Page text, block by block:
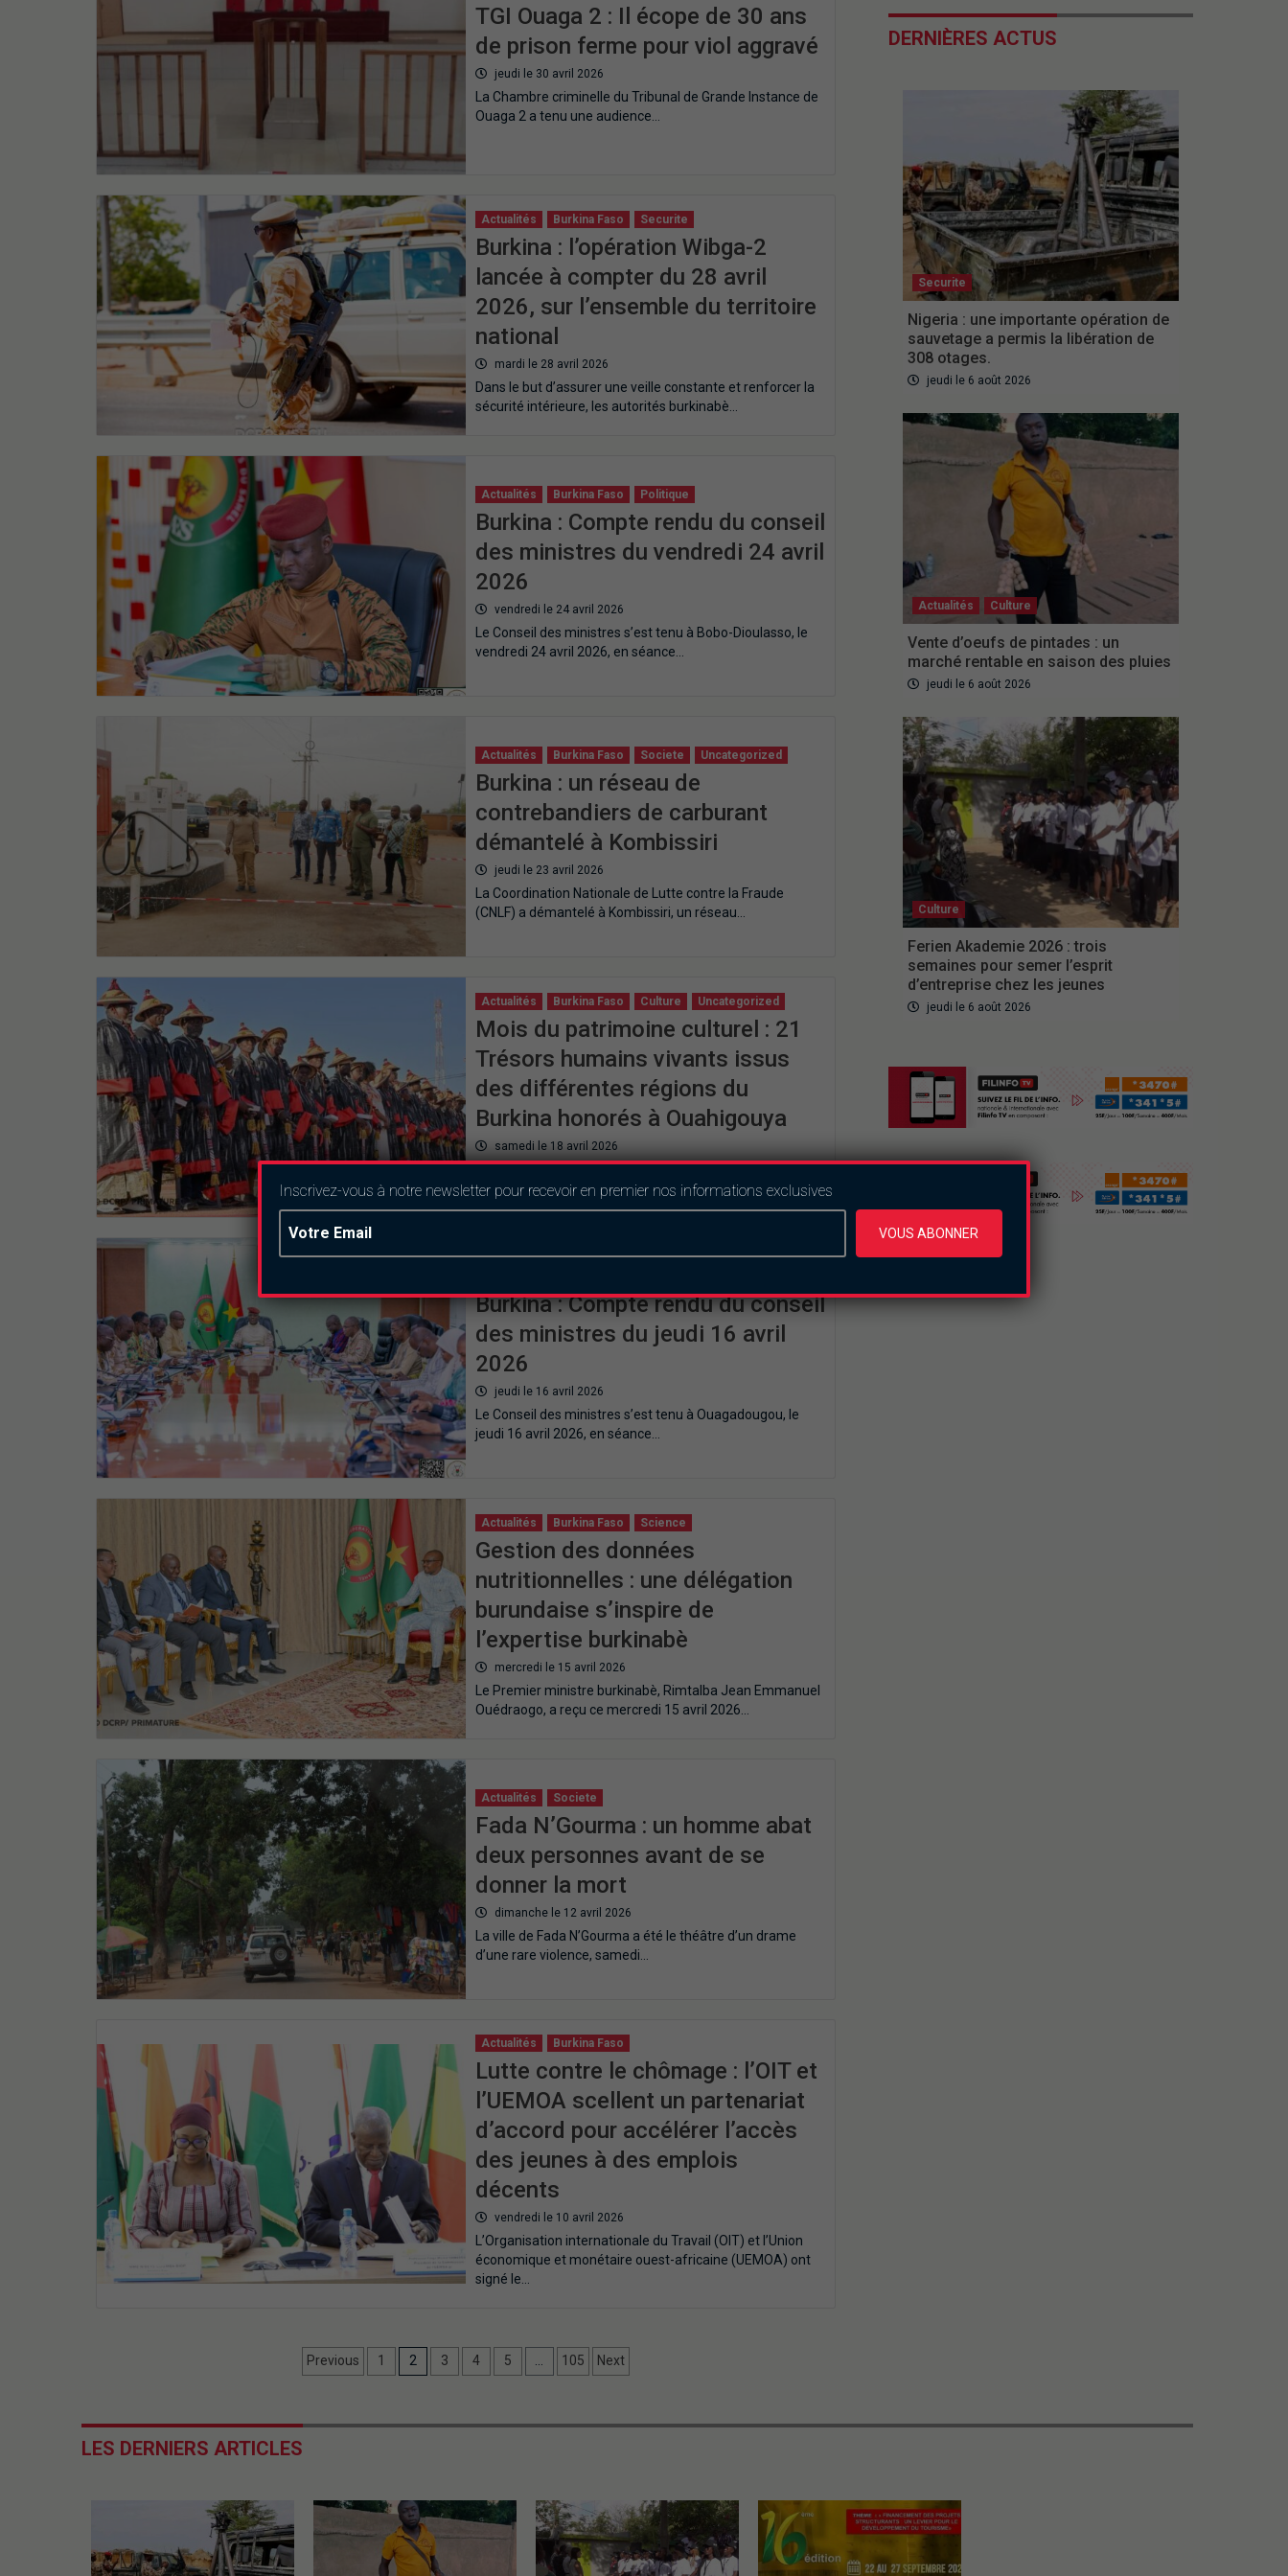
TGI Ouaga 2 : Il écope de 30 ans
de prison ferme pour viol aggravé
jeudi le 30 avril 2026
La Chambre criminelle du Tribunal de Grande Instance de
Ouaga 2 a tenu une audience…
Actualités Burkina Faso Securite
Burkina : l’opération Wibga-2
lancée à compter du 28 avril
2026, sur l’ensemble du territoire
national
mardi le 28 avril 2026
Dans le but d’assurer une veille constante et renforcer la
sécurité intérieure, les autorités burkinabè…
Actualités Burkina Faso Politique
Burkina : Compte rendu du conseil
des ministres du vendredi 24 avril
2026
vendredi le 24 avril 2026
Le Conseil des ministres s’est tenu à Bobo-Dioulasso, le
vendredi 24 avril 2026, en séance…
Actualités Burkina Faso Societe Uncategorized
Burkina : un réseau de
contrebandiers de carburant
démantelé à Kombissiri
jeudi le 23 avril 2026
La Coordination Nationale de Lutte contre la Fraude
(CNLF) a démantelé à Kombissiri, un réseau…
Actualités Burkina Faso Culture Uncategorized
Mois du patrimoine culturel : 21
Trésors humains vivants issus
des différentes régions du
Burkina honorés à Ouahigouya
samedi le 18 avril 2026
À Ouahigouya, le chef du gouvernement a lancé, le 17
avril 2026, la 4ᵉ édition…
Burkina : Compte rendu du conseil
des ministres du jeudi 16 avril
2026
jeudi le 16 avril 2026
Le Conseil des ministres s’est tenu à Ouagadougou, le
jeudi 16 avril 2026, en séance…
Actualités Burkina Faso Science
Gestion des données
nutritionnelles : une délégation
burundaise s’inspire de
l’expertise burkinabè
mercredi le 15 avril 2026
Le Premier ministre burkinabè, Rimtalba Jean Emmanuel
Ouédraogo, a reçu ce mercredi 15 avril 2026…
Actualités Societe
Fada N’Gourma : un homme abat
deux personnes avant de se
donner la mort
dimanche le 12 avril 2026
La ville de Fada N’Gourma a été le théâtre d’un drame
d’une rare violence, samedi…
Actualités Burkina Faso
Lutte contre le chômage : l’OIT et
l’UEMOA scellent un partenariat
d’accord pour accélérer l’accès
des jeunes à des emplois
décents
vendredi le 10 avril 2026
L’Organisation internationale du Travail (OIT) et l’Union
économique et monétaire ouest-africaine (UEMOA) ont
signé le…
Previous 1 2 3 4 5 … 105 Next
DERNIÈRES ACTUS
Securite
Nigeria : une importante opération de
sauvetage a permis la libération de
308 otages.
jeudi le 6 août 2026
Actualités Culture
Vente d’oeufs de pintades : un
marché rentable en saison des pluies
jeudi le 6 août 2026
Culture
Ferien Akademie 2026 : trois
semaines pour semer l’esprit
d’entreprise chez les jeunes
jeudi le 6 août 2026
LES DERNIERS ARTICLES
Inscrivez-vous à notre newsletter pour recevoir en premier nos informations exclusives
VOUS ABONNER